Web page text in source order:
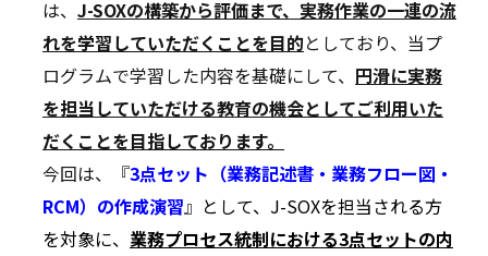
は、 J-SOXの構築から評価まで、実務作業の一連の流
れを学習していただくことを目的としており、当プ
ログラムで学習した内容を基礎にして、 円滑に実務
を担当していただける教育の機会としてご利用いた
だくことを目指しております。
今回は、『3点セット（業務記述書・業務フロー図・
RCM）の作成演習』 として、J-SOXを担当される方
を対象に、 業務プロセス統制における3点セットの内